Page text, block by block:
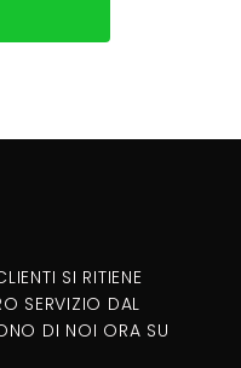
SI RITIENE
SERVIZIO DAL
DI NOI ORA SU